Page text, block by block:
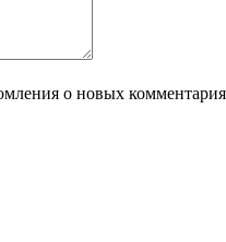
о новых